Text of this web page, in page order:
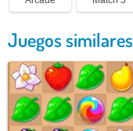
Juegos similares